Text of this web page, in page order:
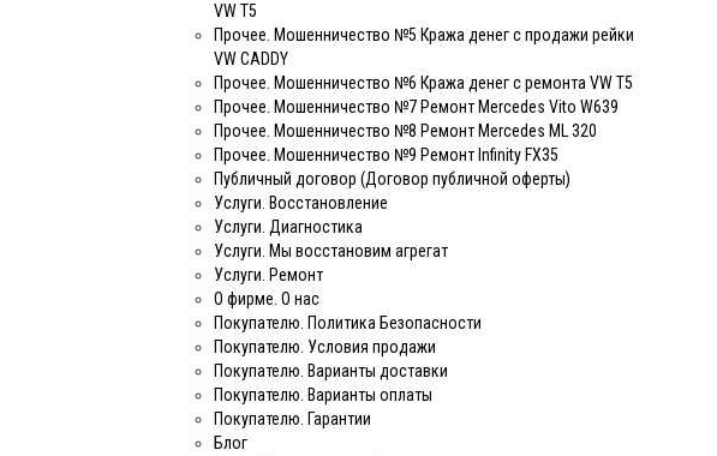
VW T5
Прочее. Мошенничество №5 Кража денег с продажи рейки
VW CADDY
Прочее. Мошенничество №6 Кража денег с ремонта VW T5
Прочее. Мошенничество №7 Ремонт Mercedes Vito W639
Прочее. Мошенничество №8 Ремонт Mercedes ML 320
Прочее. Мошенничество №9 Ремонт Infinity FX35
Публичный договор (Договор публичной оферты)
Услуги. Восстановление
Услуги. Диагностика
Услуги. Мы восстановим агрегат
Услуги. Ремонт
О фирме. О нас
Покупателю. Политика Безопасности
Покупателю. Условия продажи
Покупателю. Варианты доставки
Покупателю. Варианты оплаты
Покупателю. Гарантии
Блог